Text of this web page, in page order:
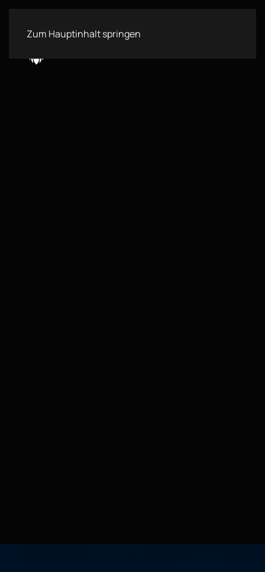
Zum Hauptinhalt springen